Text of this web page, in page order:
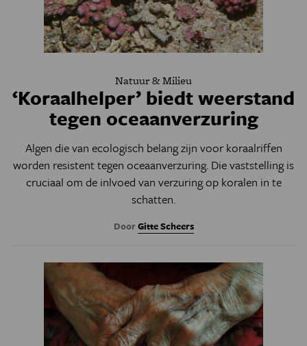
Natuur & Milieu
‘Koraalhelper’ biedt weerstand
tegen oceaanverzuring
Algen die van ecologisch belang zijn voor koraalriffen
worden resistent tegen oceaanverzuring. Die vaststelling is
cruciaal om de inlvoed van verzuring op koralen in te
schatten.
DoorGitte Scheers